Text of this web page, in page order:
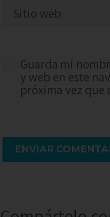
Guarda mi
y web en este
próxima vez que
ENVIAR